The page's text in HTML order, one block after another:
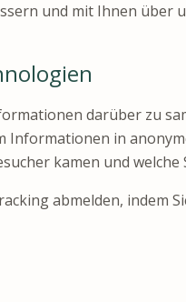
und mit Ihnen über
darüber zu
Informationen in
kamen und welche
abmelden, indem